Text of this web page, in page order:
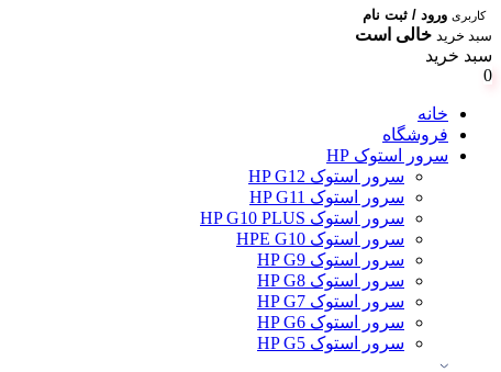
کاربری ورود / ثبت نام
سبد خرید خالی است
سبد خرید
0
خانه
فروشگاه
سرور استوک HP
سرور استوک HP G12
سرور استوک HP G11
سرور استوک HP G10 PLUS
سرور استوک HPE G10
سرور استوک HP G9
سرور استوک HP G8
سرور استوک HP G7
سرور استوک HP G6
سرور استوک HP G5